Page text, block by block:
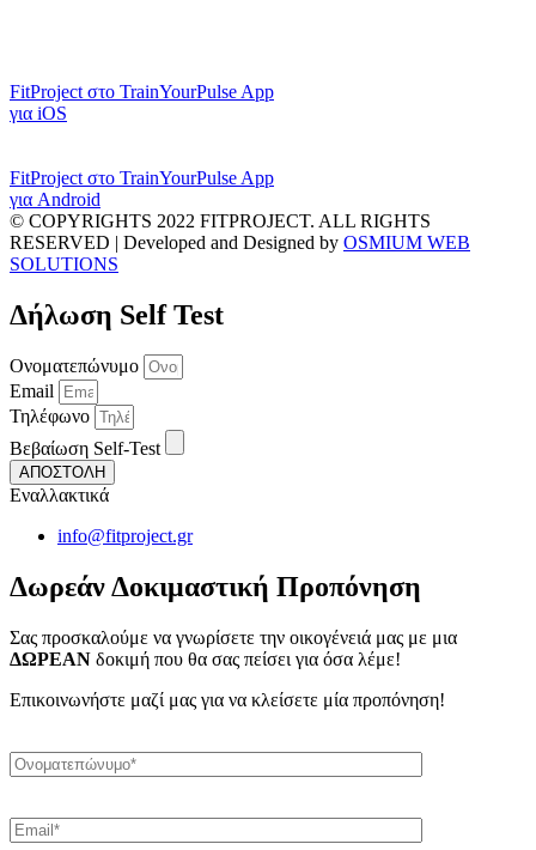
FitProject στο TrainYourPulse App
για iOS
FitProject στο TrainYourPulse App
για Android
© COPYRIGHTS 2022 FITPROJECT. ALL RIGHTS
RESERVED | Developed and Designed by OSMIUM WEB
SOLUTIONS
Δήλωση Self Test
Ονοματεπώνυμο
Email
Τηλέφωνο
Βεβαίωση Self-Test
ΑΠΟΣΤΟΛΗ
Εναλλακτικά
info@fitproject.gr
Δωρεάν Δοκιμαστική Προπόνηση
Σας προσκαλούμε να γνωρίσετε την οικογένειά μας με μια
ΔΩΡΕΑΝ δοκιμή που θα σας πείσει για όσα λέμε!
Επικοινωνήστε μαζί μας για να κλείσετε μία προπόνηση!